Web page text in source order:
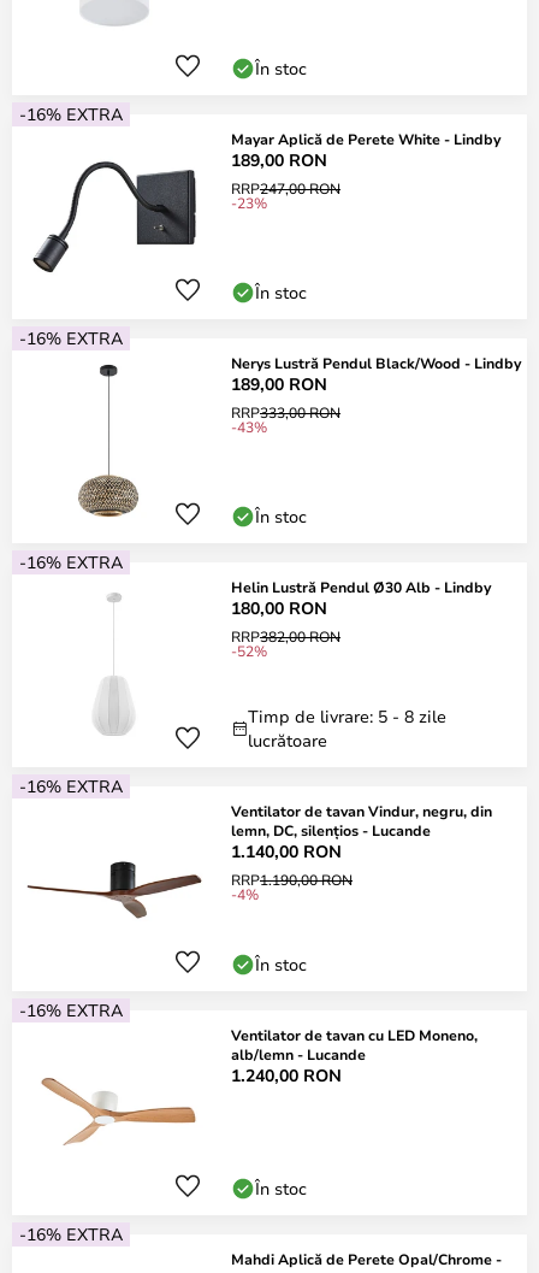
În stoc
-16% EXTRA
Mayar Aplică de Perete White - Lindby
189,00 RON
RRP247,00 RON
-23%
În stoc
-16% EXTRA
Nerys Lustră Pendul Black/Wood - Lindby
189,00 RON
RRP333,00 RON
-43%
În stoc
-16% EXTRA
Helin Lustră Pendul Ø30 Alb - Lindby
180,00 RON
RRP382,00 RON
-52%
Timp de livrare: 5 - 8 zile
lucrătoare
-16% EXTRA
Ventilator de tavan Vindur, negru, din
lemn, DC, silențios - Lucande
1.140,00 RON
RRP1.190,00 RON
-4%
În stoc
-16% EXTRA
Ventilator de tavan cu LED Moneno,
alb/lemn - Lucande
1.240,00 RON
În stoc
-16% EXTRA
Mahdi Aplică de Perete Opal/Chrome -